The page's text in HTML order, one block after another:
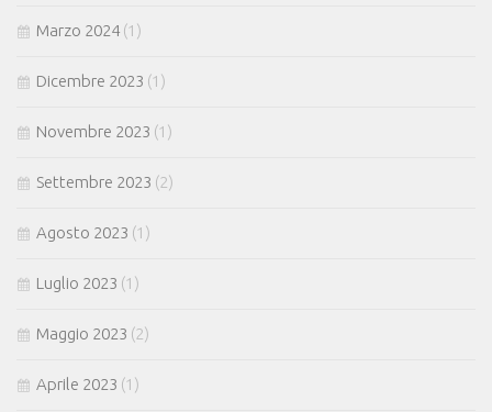
Marzo 2024 (1)
Dicembre 2023 (1)
Novembre 2023 (1)
Settembre 2023 (2)
Agosto 2023 (1)
Luglio 2023 (1)
Maggio 2023 (2)
Aprile 2023 (1)